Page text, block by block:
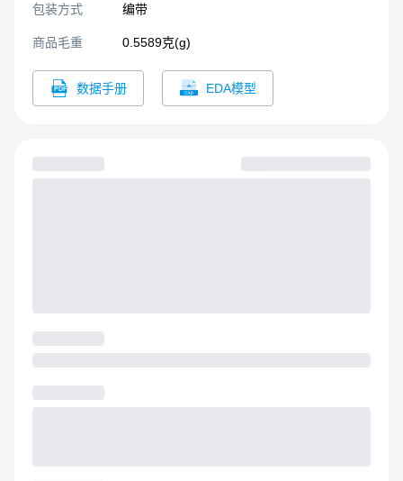
包装方式 编带
商品毛重 0.5589克(g)
数据手册 EDA模型